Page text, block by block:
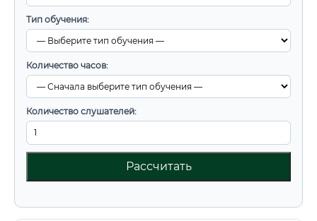
Тип обучения:
Количество часов:
Количество слушателей:
Рассчитать